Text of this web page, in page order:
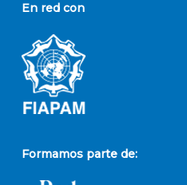
En red con
Formamos parte de: